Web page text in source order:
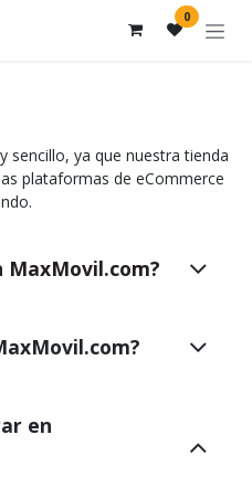
0
sencillo, ya que nuestra tienda
plataformas de eCommerce
MaxMovil.com?
en